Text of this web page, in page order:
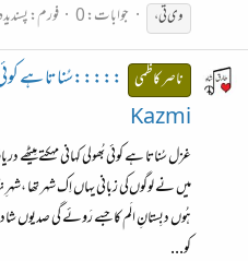
وی تی،
جوابات: 0 فورم:
ناصر کاظمی
Kazmi
غزل سُناتا ہے کوئی بُھولی کہانی مہکتے
میں نے لوگوں‌کی زبانی یہاں اِک شہر تھا
ہُوں دبِستانِ الَم کا جسے رَوئے گی صدیوں
کو...